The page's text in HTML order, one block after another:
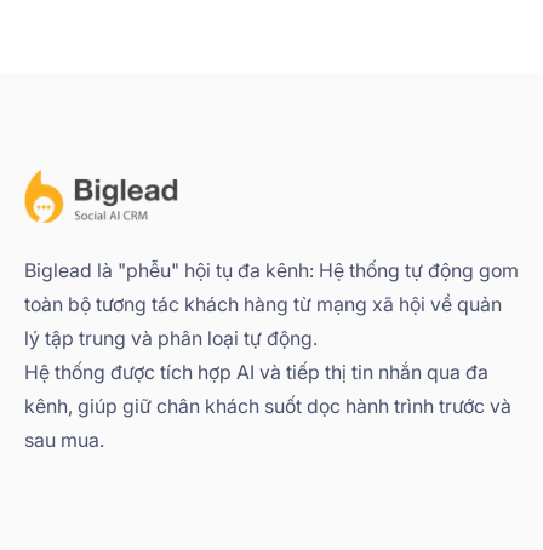
Biglead là "phễu" hội tụ đa kênh: Hệ thống tự động gom
toàn bộ tương tác khách hàng từ mạng xã hội về quản
lý tập trung và phân loại tự động.
Hệ thống được tích hợp AI và tiếp thị tin nhắn qua đa
kênh, giúp giữ chân khách suốt dọc hành trình trước và
sau mua.